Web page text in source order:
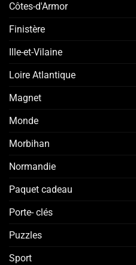
Côtes-d'Armor
Finistère
Ille-et-Vilaine
Loire Atlantique
Magnet
Monde
Morbihan
Normandie
Paquet cadeau
Porte- clés
Puzzles
Sport